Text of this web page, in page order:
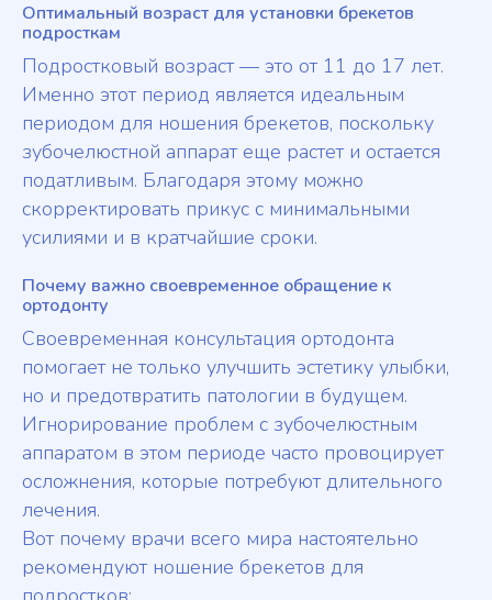
Оптимальный возраст для установки брекетов
подросткам
Подростковый возраст — это от 11 до 17 лет.
Именно этот период является идеальным
периодом для ношения брекетов, поскольку
зубочелюстной аппарат еще растет и остается
податливым. Благодаря этому можно
скорректировать прикус с минимальными
усилиями и в кратчайшие сроки.
Почему важно своевременное обращение к
ортодонту
Своевременная консультация ортодонта
помогает не только улучшить эстетику улыбки,
но и предотвратить патологии в будущем.
Игнорирование проблем с зубочелюстным
аппаратом в этом периоде часто провоцирует
осложнения, которые потребуют длительного
лечения.
Вот почему врачи всего мира настоятельно
рекомендуют ношение брекетов для